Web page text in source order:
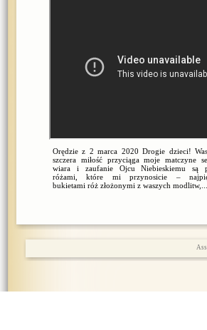
Orędzie z 2 marca 2020 Drogie dzieci!
szczera miłość przyciąga moje matczyne
wiara i zaufanie Ojcu Niebieskiemu są
różami, które mi przynosicie –
bukietami róż złożonymi z waszych modlitw,...